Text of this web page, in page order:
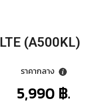
(A500KL)
ราคากลาง
5,990 ฿.